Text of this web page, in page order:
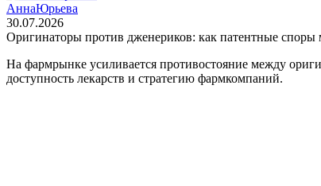
АннаЮрьева
30.07.2026
Оригинаторы против дженериков: как патентные
На фармрынке усиливается противостояние между
доступность лекарств и стратегию фармкомпаний.